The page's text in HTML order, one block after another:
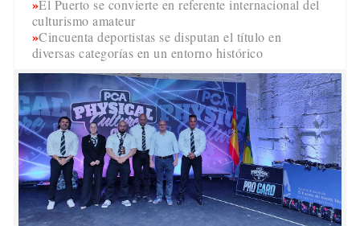
El Puerto se convierte en referente internacional del
culturismo amateur
Cincuenta deportistas se disputan el título en
diversas categorías en un entorno histórico